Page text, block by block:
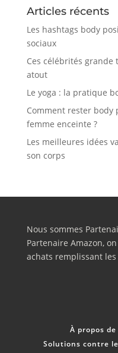
Articles récents
Les hashtags body
sociaux
Ces célébrités
atout
Le yoga : la pratique
Comment rester body
femme enceinte ?
Les meilleures idées
son corps
Nous sommes
Partenaire Amazon,
achats remplissant
À propos
Solutions contre